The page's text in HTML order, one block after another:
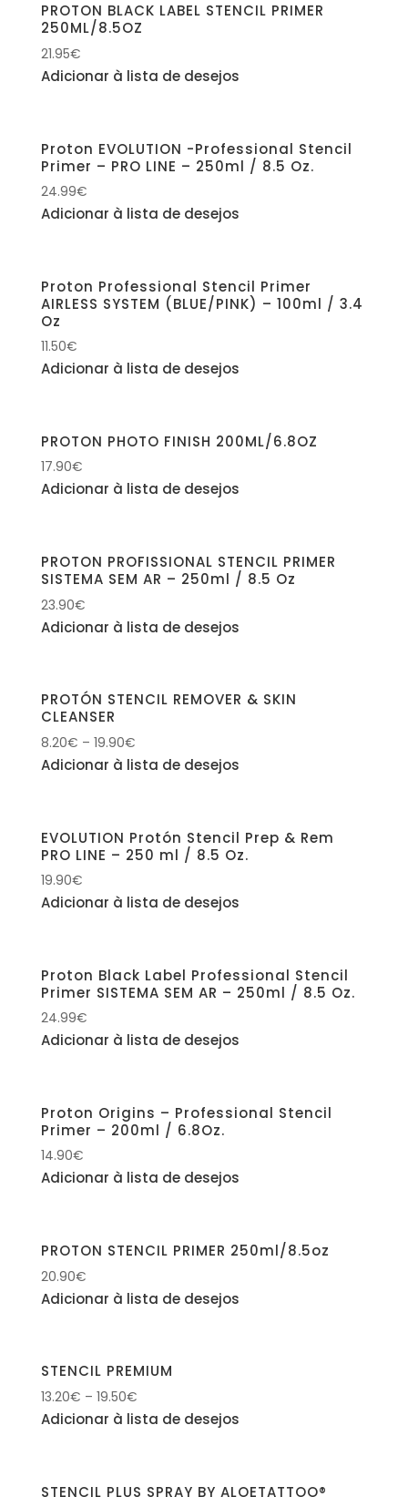
PROTON BLACK LABEL STENCIL PRIMER
250ML/8.5OZ
21.95€
Adicionar à lista de desejos
Proton EVOLUTION -Professional Stencil
Primer – PRO LINE – 250ml / 8.5 Oz.
24.99€
Adicionar à lista de desejos
Proton Professional Stencil Primer
AIRLESS SYSTEM (BLUE/PINK) – 100ml / 3.4
Oz
11.50€
Adicionar à lista de desejos
PROTON PHOTO FINISH 200ML/6.8OZ
17.90€
Adicionar à lista de desejos
PROTON PROFISSIONAL STENCIL PRIMER
SISTEMA SEM AR – 250ml / 8.5 Oz
23.90€
Adicionar à lista de desejos
PROTÓN STENCIL REMOVER & SKIN
CLEANSER
8.20€ – 19.90€
Adicionar à lista de desejos
EVOLUTION Protón Stencil Prep & Rem
PRO LINE – 250 ml / 8.5 Oz.
19.90€
Adicionar à lista de desejos
Proton Black Label Professional Stencil
Primer SISTEMA SEM AR – 250ml / 8.5 Oz.
24.99€
Adicionar à lista de desejos
Proton Origins – Professional Stencil
Primer – 200ml / 6.8Oz.
14.90€
Adicionar à lista de desejos
PROTON STENCIL PRIMER 250ml/8.5oz
20.90€
Adicionar à lista de desejos
STENCIL PREMIUM
13.20€ – 19.50€
Adicionar à lista de desejos
STENCIL PLUS SPRAY BY ALOETATTOO®